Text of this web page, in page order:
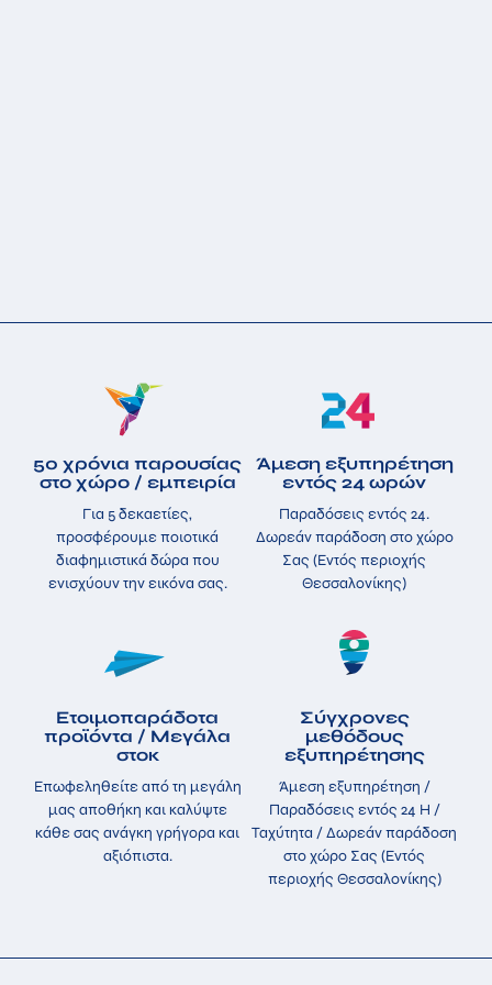
50 χρόνια παρουσίας
στο χώρο / εμπειρία
Για 5 δεκαετίες,
προσφέρουμε ποιοτικά
διαφημιστικά δώρα που
ενισχύουν την εικόνα σας.
Άμεση εξυπηρέτηση
εντός 24 ωρών
Παραδόσεις εντός 24.
Δωρεάν παράδοση στο χώρο
Σας (Εντός περιοχής
Θεσσαλονίκης)
Ετοιμοπαράδοτα
προϊόντα / Μεγάλα
στοκ
Επωφεληθείτε από τη μεγάλη
μας αποθήκη και καλύψτε
κάθε σας ανάγκη γρήγορα και
αξιόπιστα.
Σύγχρονες
μεθόδους
εξυπηρέτησης
Άμεση εξυπηρέτηση /
Παραδόσεις εντός 24 H /
Ταχύτητα / Δωρεάν παράδοση
στο χώρο Σας (Εντός
περιοχής Θεσσαλονίκης)